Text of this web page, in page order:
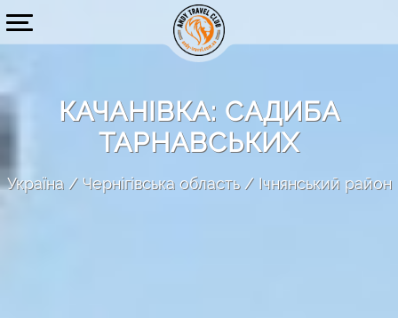
КАЧАНІВКА: САДИБА
ТАРНАВСЬКИХ
Україна Чернігівська область Ічнянський район